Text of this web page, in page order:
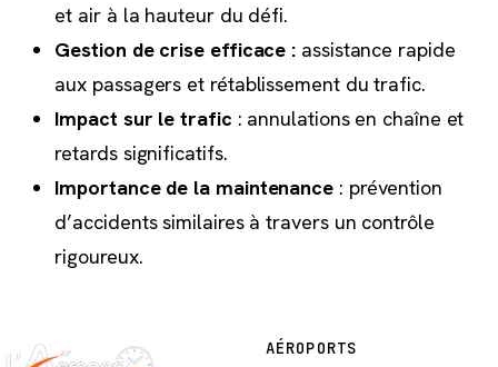
et air à la hauteur du défi.
Gestion de crise efficace : assistance rapide
aux passagers et rétablissement du trafic.
Impact sur le trafic : annulations en chaîne et
retards significatifs.
Importance de la maintenance : prévention
d’accidents similaires à travers un contrôle
rigoureux.
AÉROPORTS